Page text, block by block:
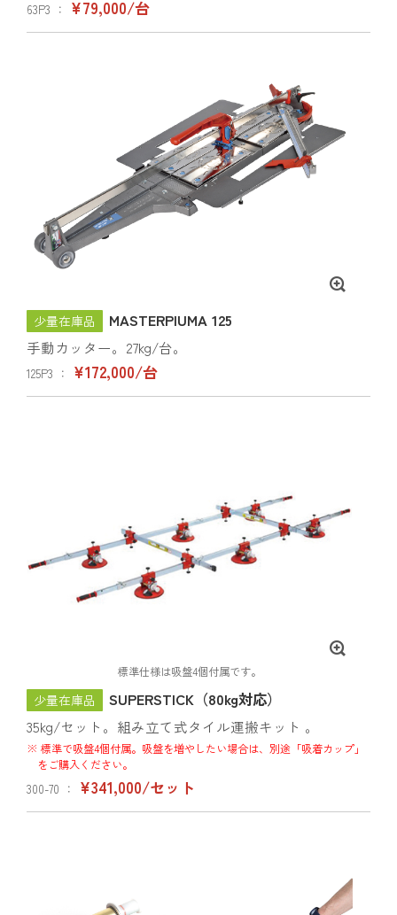
63P3 ： ¥79,000/台
少量在庫品 MASTERPIUMA 125
手動カッター。27kg/台。
125P3 ： ¥172,000/台
標準仕様は吸盤4個付属です。
少量在庫品 SUPERSTICK（80kg対応）
35kg/セット。組み立て式タイル運搬キット 。
※ 標準で吸盤4個付属。吸盤を増やしたい場合は、別途「吸着カップ」
をご購入ください。
300-70 ： ¥341,000/セット